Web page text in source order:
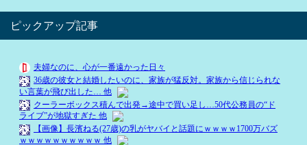
ピックアップ記事